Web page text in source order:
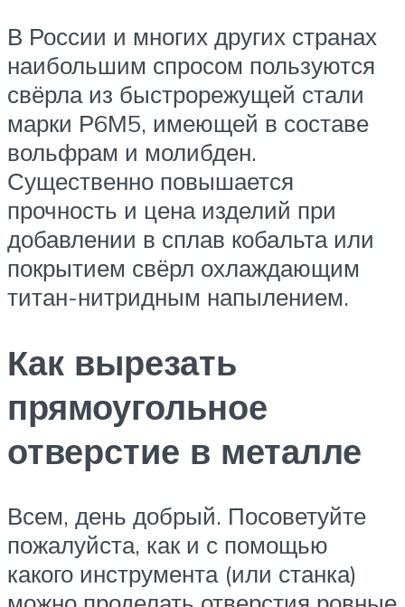
В России и многих других странах
наибольшим спросом пользуются
свёрла из быстрорежущей стали
марки Р6М5, имеющей в составе
вольфрам и молибден.
Существенно повышается
прочность и цена изделий при
добавлении в сплав кобальта или
покрытием свёрл охлаждающим
титан-нитридным напылением.
Как вырезать
прямоугольное
отверстие в металле
Всем, день добрый. Посоветуйте
пожалуйста, как и с помощью
какого инструмента (или станка)